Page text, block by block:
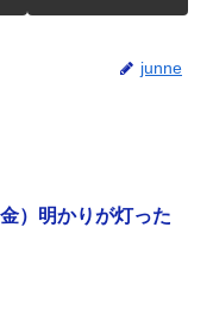
junne
）明かりが灯った